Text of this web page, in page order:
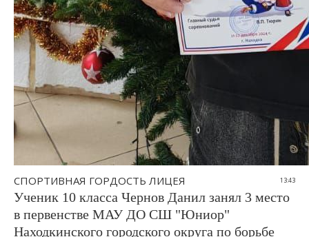
13:43
СПОРТИВНАЯ ГОРДОСТЬ ЛИЦЕЯ
Ученик 10 класса Чернов Данил занял 3 место
в первенстве МАУ ДО СШ "Юниор"
Находкинского городского округа по борьбе